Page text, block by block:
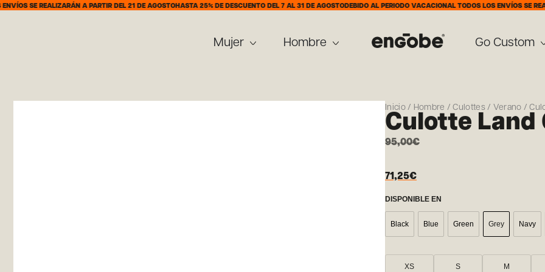
REALIZARÁN A PARTIR DEL 21 DE AGOSTOHASTA 25% DE DESCUENTO DEL 7 AL 31 DE AGOSTODEBIDO AL PERIODO VACACIONAL TODOS LOS ENVÍOS SE
Mujer Hombre Go Custom
Inicio/ Hombre /Culottes / Verano /
Culotte Land
95,00€
71,25€
DISPONIBLE EN
Black Blue Green Grey Navy
XS S M